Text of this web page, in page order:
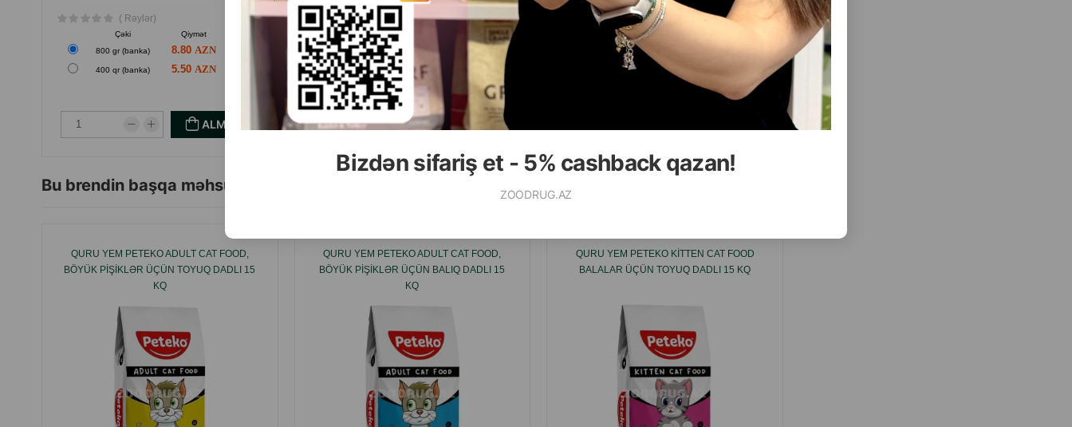
Bizdən sifariş et - 5% cashback qazan!
ZOODRUG.AZ
( Rəylər)
Çəki Qiymət
800 gr (banka)
8.80
400 qr (banka) 5.50
ALMAQ
( Rəylər)
Çəki
Almaq
1 ədəd
5.50
ALMAQ
( Rəylər)
Çəki
1 ədəd
ALMAQ
Bu brendin başqa məhsulları
QURU YEM PETEKO ADULT CAT FOOD,
BÖYÜK PIŞIKLƏR ÜÇÜN TOYUQ DADLI 15
KQ
QURU YEM PETEKO ADULT CAT FOOD,
BÖYÜK PIŞIKLƏR ÜÇÜN BALIQ DADLI 15
KQ
QURU YEM PETEKO KITTEN CAT FOOD
BALALAR ÜÇÜN TOYUQ DADLI 15 KQ